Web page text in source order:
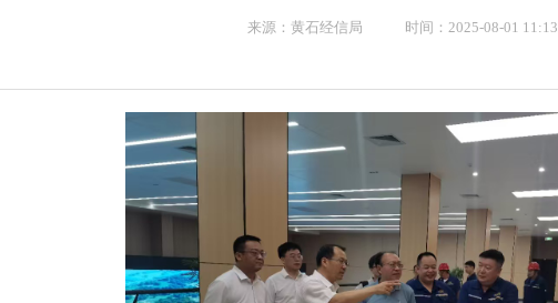
来源：黄石经信局 时间：2025-08-01 11:13